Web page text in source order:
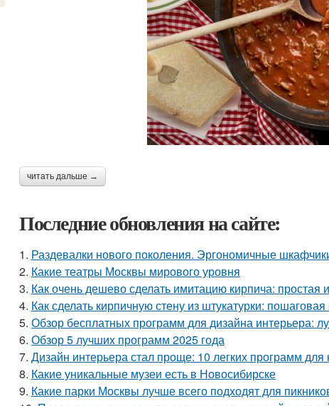
читать дальше →
Последние обновления на сайте:
1. Раздевалки нового поколения. Эргономичные
2. Какие театры Москвы мирового уровня
3. Как очень дешево сделать имитацию кирпича: простая
4. Как сделать кирпичную стену из штукатурки:
5. Обзор бесплатных программ для дизайна интерьера:
6. Обзор 5 лучших программ 2025 года
7. Дизайн интерьера стал проще: 10 легких программ
8. Какие уникальные музеи есть в Новосибирске
9. Какие парки Москвы лучше всего подходят для